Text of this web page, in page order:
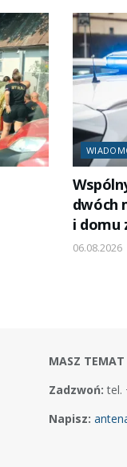
dwóch
i domu
06.08.2026
MASZ TEMAT
Zadzwoń: tel.
Napisz: